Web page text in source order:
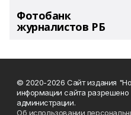
Фотобанк
журналистов РБ
© 2020-2026 Сайт издания
информации сайта разрешено
администрации.
Об использовании